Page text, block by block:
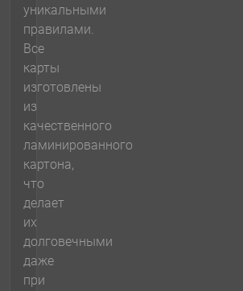
уникальными
правилами.
Все
карты
изготовлены
из
качественного
ламинированного
картона,
что
делает
их
долговечными
даже
при